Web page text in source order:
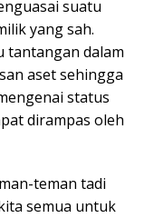
suatu
yang sah.
tantangan dalam
aset sehingga
status
dirampas oleh
teman tadi
semua untuk